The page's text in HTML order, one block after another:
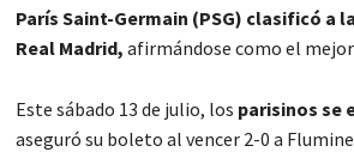
París Saint-Germain (PSG) clasificó a
Real Madrid, afirmándose como el
Este sábado 13 de julio, los parisinos se
aseguró su boleto al vencer 2-0 a